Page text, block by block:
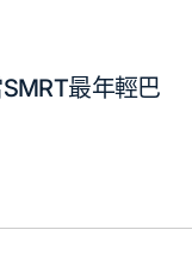
最年輕巴